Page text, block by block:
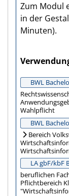
Zum Modul
in der
Minuten).
BWL
Wahlpflicht
BWL
Bereich
LA gbF/kbF
beruflichen
Pflichtbereich